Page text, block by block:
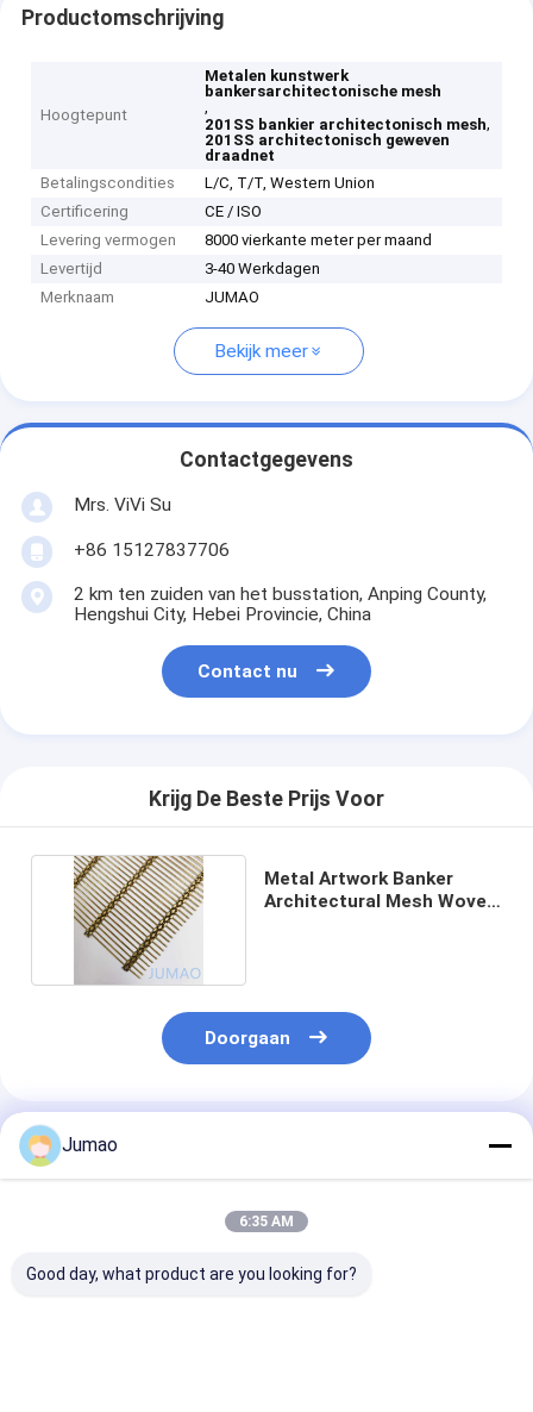
Productomschrijving
Hoogtepunt
Metalen kunstwerk
bankersarchitectonische mesh
,
201SS bankier architectonisch mesh,
201SS architectonisch geweven
draadnet
Betalingscondities
L/C, T/T, Western Union
Certificering
CE / ISO
Levering vermogen
8000 vierkante meter per maand
Levertijd
3-40 Werkdagen
Merknaam
JUMAO
Bekijk meer
Contactgegevens
Mrs. ViVi Su
+86 15127837706
2 km ten zuiden van het busstation, Anping County,
Hengshui City, Hebei Provincie, China
Contact nu
Krijg De Beste Prijs Voor
Metal Artwork Banker
Architectural Mesh Woven
Doorgaan
Geadviseerde Producten
Jumao
6:35 AM
Good day, what product are you looking for?